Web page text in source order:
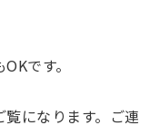
です。
になります。ご連